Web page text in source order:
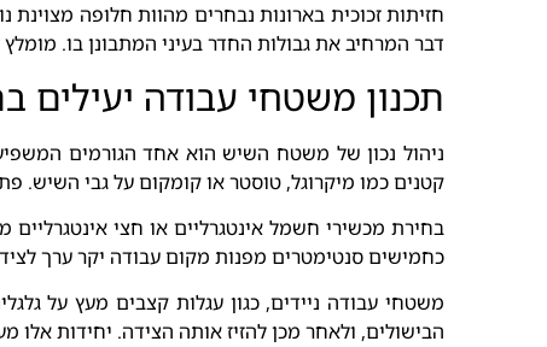
חזיתות זכוכית בארונות נבחרים מהוות חלופה
דבר המרחיב את גבולות החדר בעיני המתבונן בו.
תכנון משטחי עבודה יעילים
ניהול נכון של משטח השיש הוא אחד הגורמים
קטנים כמו מיקרוגל, טוסטר או קומקום על גבי השיש.
בחירת מכשירי חשמל אינטגרליים או חצי
כחמישים סנטימטרים מפנות מקום עבודה יקר ערך
משטחי עבודה ניידים, כגון עגלות קצבים מעץ על
הבישולים, ולאחר מכן להזיז אותה הצידה. יחידות